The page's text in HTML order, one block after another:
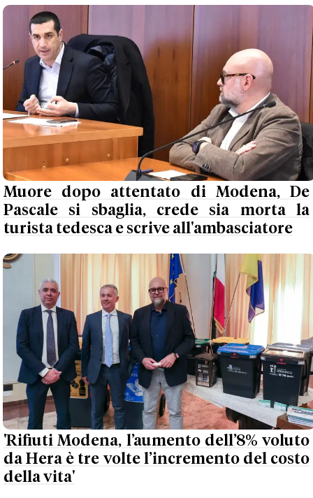
Muore dopo attentato di Modena, De
Pascale si sbaglia, crede sia morta la
turista tedesca e scrive all'ambasciatore
'Rifiuti Modena, l’aumento dell’8% voluto
da Hera è tre volte l’incremento del costo
della vita'